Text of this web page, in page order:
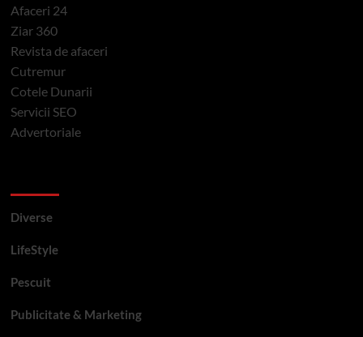
Afaceri 24
Ziar 360
Revista de afaceri
Cutremur
Cotele Dunarii
Servicii SEO
Advertoriale
Diverse
LifeStyle
Pescuit
Publicitate & Marketing